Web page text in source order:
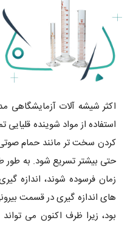
اکثر شیشه آلات آزمایشگاهی
استفاده از مواد شوینده
کردن سخت ‌تر مانند حمام
حتی بیشتر تسریع شود. به طور
زمان فرسوده شوند، اندازه
‌های اندازه‌ گیری در قسمت
بود، زیرا ظرف اکنون می